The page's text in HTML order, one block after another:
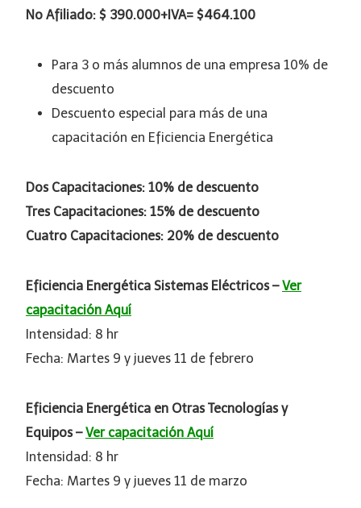
No Afiliado: $ 390.000+IVA= $464.100
Para 3 o más alumnos de una empresa 10% de
descuento
Descuento especial para más de una
capacitación en Eficiencia Energética
Dos Capacitaciones: 10% de descuento
Tres Capacitaciones: 15% de descuento
Cuatro Capacitaciones: 20% de descuento
Eficiencia Energética Sistemas Eléctricos –Ver
capacitación Aquí
Intensidad: 8 hr
Fecha: Martes 9 y jueves 11 de febrero
Eficiencia Energética en Otras Tecnologías y
Equipos –Ver capacitación Aquí
Intensidad: 8 hr
Fecha: Martes 9 y jueves 11 de marzo